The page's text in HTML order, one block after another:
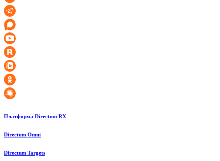
Платформа Directum RX
Directum Omni
Directum Targets